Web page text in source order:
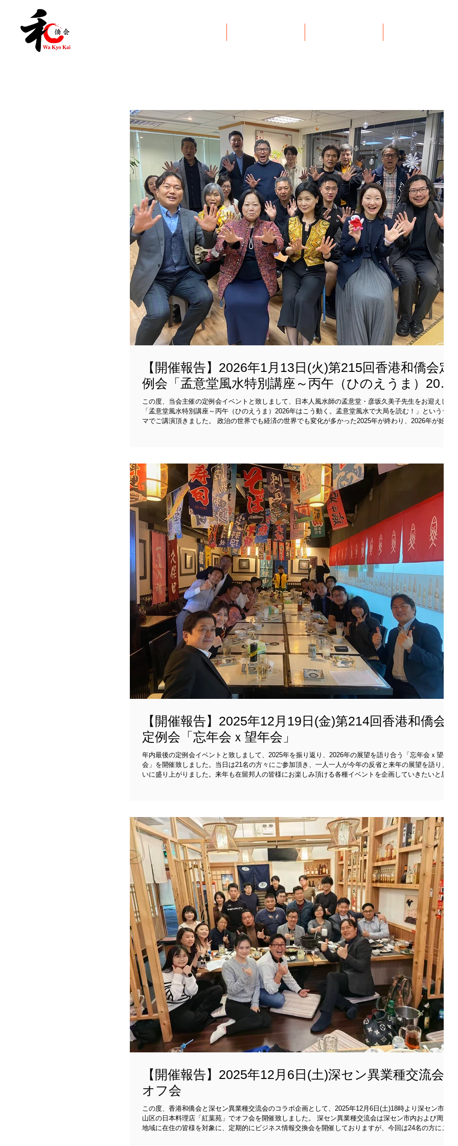
【開催報告】2026年1月13日(火)第215回香港和僑会定
例会「孟意堂風水特別講座～丙午（ひのえうま）2026
年はこう動く。孟意堂風水で大局を読む！」ご案内
この度、当会主催の定例会イベントと致しまして、日本人風水師の孟意堂・彦坂久美子先生をお迎えし、
「孟意堂風水特別講座～丙午（ひのえうま）2026年はこう動く。孟意堂風水で大局を読む！」というテー
マでご講演頂きました。 政治の世界でも経済の世界でも変化が多かった2025年が終わり、2026年が始ま
年からとても縁起の良い会合となりました。 【講演者プロフィール】 孟意堂(まんいどう)・彦坂久美子
(ひこさかくみこ)先生 愛知県名古屋市生まれ。風水の本場、香港で漢五派を日本人で初めて正式に継承し
た第73代嫡系・孟意堂。香港や日本を軸に、企業や有名店の風水鑑定・助言を行っている。風
【開催報告】2025年12月19日(金)第214回香港和僑会
定例会「忘年会ｘ望年会」
年内最後の定例会イベントと致しまして、2025年を振り返り、2026年の展望を語り合う「忘年会ｘ望年
会」を開催致しました。当日は21名の方々にご参加頂き、一人一人が今年の反省と来年の展望を語り、大
いに盛り上がりました。来年も在留邦人の皆様にお楽しみ頂ける各種イベントを企画していきたいと思い
【開催報告】2025年12月6日(土)深セン異業種交流会
オフ会
この度、香港和僑会と深セン異業種交流会のコラボ企画として、2025年12月6日(土)18時より深セン市南
山区の日本料理店「紅葉苑」でオフ会を開催致しました。 深セン異業種交流会は深セン市内および周辺
地域に在住の皆様を対象に、定期的にビジネス情報交換会を開催しておりますが、今回は24名の方にご参